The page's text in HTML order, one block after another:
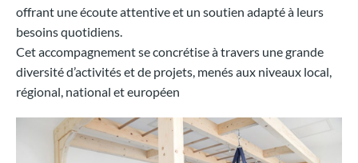
offrant une écoute attentive et un soutien adapté à leurs
besoins quotidiens.
Cet accompagnement se concrétise à travers une grande
diversité d’activités et de projets, menés aux niveaux local,
régional, national et européen